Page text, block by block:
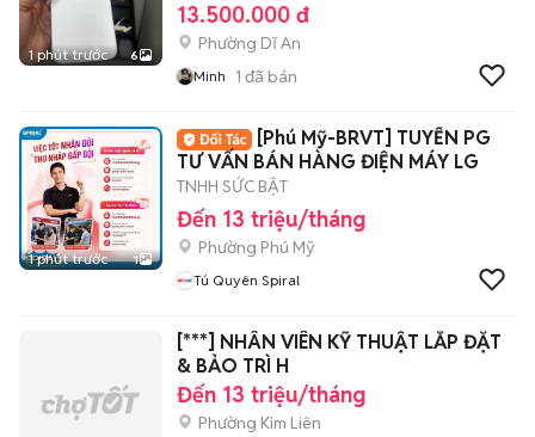
1 phút trước 6
13.500.000 đ
Phường Dĩ An
Minh 1 đã bán
1 phút trước 1
[Phú Mỹ-BRVT] TUYỂN PG
TƯ VẤN BÁN HÀNG ĐIỆN MÁY LG
TNHH SỨC BẬT
Đến 13 triệu/tháng
Phường Phú Mỹ
Tú Quyên Spiral
[***] NHÂN VIÊN KỸ THUẬT LẮP ĐẶT
& BẢO TRÌ H
Đến 13 triệu/tháng
Phường Kim Liên